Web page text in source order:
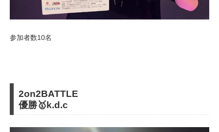
参加者数10名
2on2BATTLE
優勝🥇k.d.c